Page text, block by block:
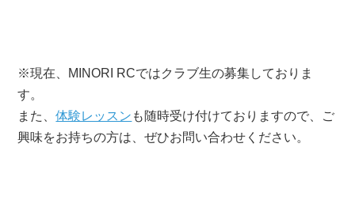
※現在、MINORI RCではクラブ生の募集しておりま
す。
また、体験レッスン も随時受け付けておりますので、ご
興味をお持ちの方は、ぜひお問い合わせください。